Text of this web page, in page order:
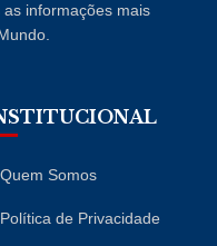
informações mais
Quem Somos
Política de Privacidade